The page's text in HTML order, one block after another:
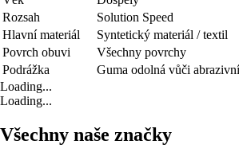
Rozsah
Solution Speed
Hlavní materiál
Syntetický materiál / textil
Povrch obuvi
Všechny povrchy
Podrážka
Guma odolná vůči
Loading...
Loading...
Všechny naše značky